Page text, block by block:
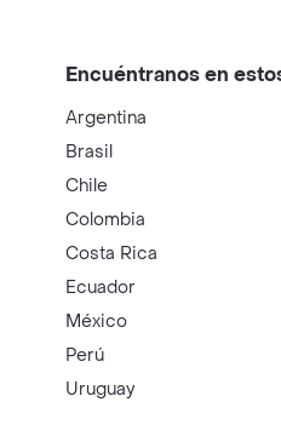
Encuéntranos en
Argentina
Brasil
Chile
Colombia
Costa Rica
Ecuador
México
Perú
Uruguay